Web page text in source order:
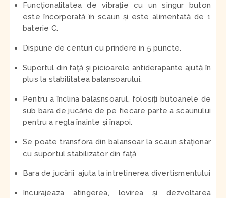
Funcționalitatea de vibrație cu un singur buton
este încorporată în scaun și este alimentată de 1
baterie C.
Dispune de centuri cu prindere in 5 puncte.
Suportul din față și picioarele antiderapante ajută în
plus la stabilitatea balansoarului.
Pentru a înclina balasnsoarul, folosiți butoanele de
sub bara de jucărie de pe fiecare parte a scaunului
pentru a regla înainte și înapoi.
Se poate transfora din balansoar la scaun staționar
cu suportul stabilizator din față
Bara de jucării ajuta la intretinerea divertismentului
Incurajeaza atingerea, lovirea și dezvoltarea